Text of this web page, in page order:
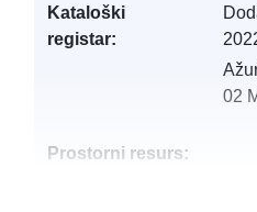
Kataloški
registar:
02
Prostorni resurs: